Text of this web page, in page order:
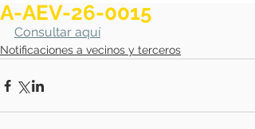
A-AEV-26-0015
Consultar aquí
Notificaciones a vecinos y terceros